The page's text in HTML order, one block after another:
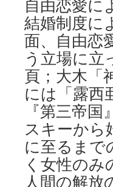
自由恋愛に
結婚制度に
面、自由恋
う立場に立
頁；大木「
には「露西
『第三帝
スキーから
に至るまで
く女性の
人間の解放